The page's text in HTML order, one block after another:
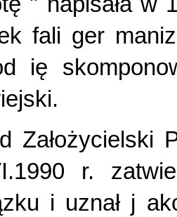
fali ger
ię
Założycielski
r.
i uznał j